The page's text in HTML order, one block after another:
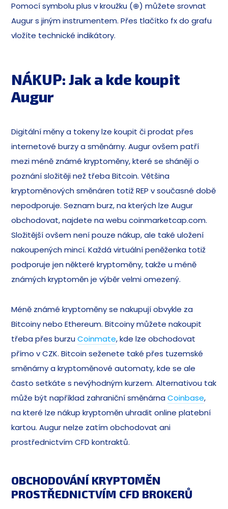
Pomocí symbolu plus v kroužku (⊕) můžete srovnat
Augur s jiným instrumentem. Přes tlačítko fx do grafu
vložíte technické indikátory.
NÁKUP: Jak a kde koupit
Augur
Digitální měny a tokeny lze koupit či prodat přes
internetové burzy a směnárny. Augur ovšem patří
mezi méně známé kryptoměny, které se shánějí o
poznání složitěji než třeba Bitcoin. Většina
kryptoměnových směnáren totiž REP v současné době
nepodporuje. Seznam burz, na kterých lze Augur
obchodovat, najdete na webu coinmarketcap.com.
Složitější ovšem není pouze nákup, ale také uložení
nakoupených mincí. Každá virtuální peněženka totiž
podporuje jen některé kryptoměny, takže u méně
známých kryptoměn je výběr velmi omezený.
Méně známé kryptoměny se nakupují obvykle za
Bitcoiny nebo Ethereum. Bitcoiny můžete nakoupit
třeba přes burzuCoinmate, kde lze obchodovat
přímo v CZK. Bitcoin seženete také přes tuzemské
směnárny a kryptoměnové automaty, kde se ale
často setkáte s nevýhodným kurzem. Alternativou tak
může být například zahraniční směnárnaCoinbase,
na které lze nákup kryptoměn uhradit online platební
kartou. Augur nelze zatím obchodovat ani
prostřednictvím CFD kontraktů.
OBCHODOVÁNÍ KRYPTOMĚN
PROSTŘEDNICTVÍM CFD BROKERŮ